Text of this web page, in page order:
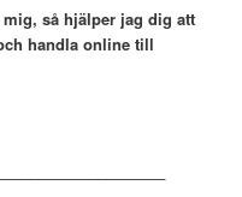
så hjälper jag dig att
handla online till